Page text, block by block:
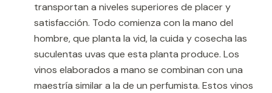
transportan a niveles superiores de placer y
satisfacción. Todo comienza con la mano del
hombre, que planta la vid, la cuida y cosecha las
suculentas uvas que esta planta produce. Los
vinos elaborados a mano se combinan con una
maestría similar a la de un perfumista. Estos vinos